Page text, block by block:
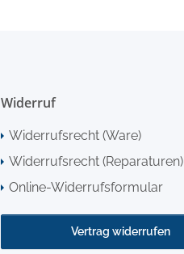
Widerruf
Widerrufsrecht (Ware)
Widerrufsrecht (Reparaturen)
Online-Widerrufsformular
Vertrag widerrufen